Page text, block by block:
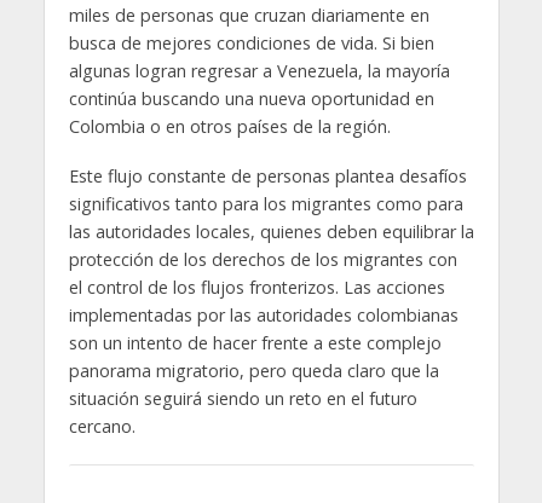
miles de personas que cruzan diariamente en
busca de mejores condiciones de vida. Si bien
algunas logran regresar a Venezuela, la mayoría
continúa buscando una nueva oportunidad en
Colombia o en otros países de la región.
Este flujo constante de personas plantea desafíos
significativos tanto para los migrantes como para
las autoridades locales, quienes deben equilibrar la
protección de los derechos de los migrantes con
el control de los flujos fronterizos. Las acciones
implementadas por las autoridades colombianas
son un intento de hacer frente a este complejo
panorama migratorio, pero queda claro que la
situación seguirá siendo un reto en el futuro
cercano.